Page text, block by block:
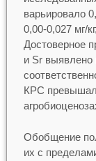
варьировало
0,00-0,027 мг/
Достоверное
и Sr выявлено
КРС
Обобщение
их с